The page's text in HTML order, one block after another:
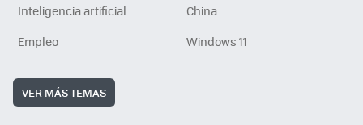
Inteligencia artificial
China
Empleo
Windows 11
VER MÁS TEMAS